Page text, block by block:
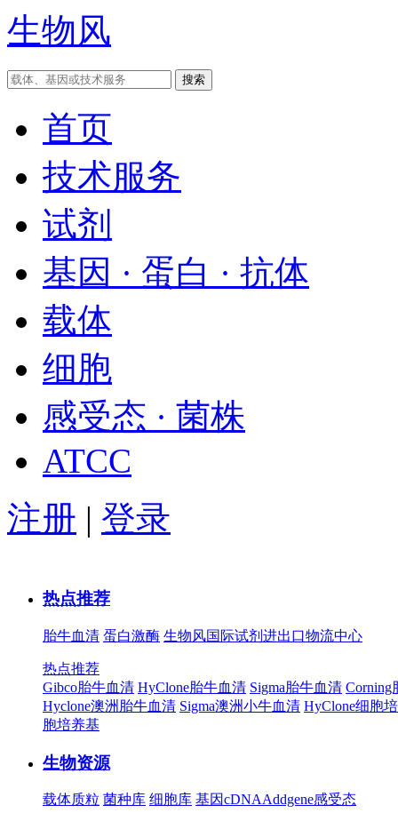
生物风
首页
技术服务
试剂
基因 · 蛋白 · 抗体
载体
细胞
感受态 · 菌株
ATCC
注册 | 登录
热点推荐
胎牛血清 蛋白激酶 生物风国际试剂进出口物流中心
热点推荐
Gibco胎牛血清 HyClone胎牛血清 Sigma胎牛血清 Corning
Hyclone澳洲胎牛血清 Sigma澳洲小牛血清 HyClone细胞
胞培养基
生物资源
载体质粒 菌种库 细胞库 基因cDNAAddgene感受态